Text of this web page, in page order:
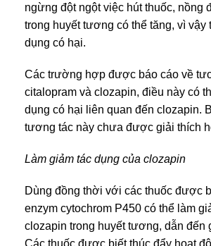
ngừng đột ngột việc hút thuốc, nồng
trong huyết tương có thể tăng, vì vậy
dụng có hại.
Các trường hợp được báo cáo về
citalopram và clozapin, điều này có
dụng có hại liên quan đến clozapin.
tương tác này chưa được giải thích
Làm giảm tác dụng của clozapin
Dùng đồng thời với các thuốc được
enzym cytochrom P450 có thể làm
clozapin trong huyết tương, dẫn đến
Các thuốc được biết thúc đẩy hoạt